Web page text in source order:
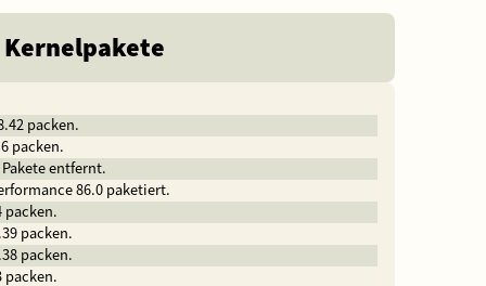
packen.
packen.
entfernt.
86.0 paketiert.
packen.
packen.
packen.
packen.